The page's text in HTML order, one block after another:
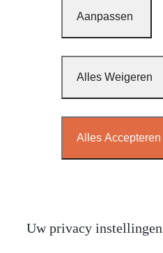
Aanpassen
Alles Weigeren
Alles Accepteren
Uw privacy instellingen